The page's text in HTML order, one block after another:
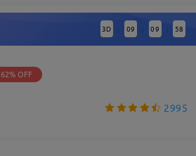
3D : 09 : 09 : 57
62% OFF
2995